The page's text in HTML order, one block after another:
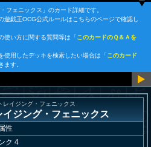
フェニックス」のカード詳細です。
遊戯王OCG公式ルールはこちらのページで確認し
使い方に関する質問等は「このカードのＱ＆Ａを
使用したデッキを検索したい場合は「このカード
ます。
レイジング・フェニックス
イジング・フェニックス
性
ク 4